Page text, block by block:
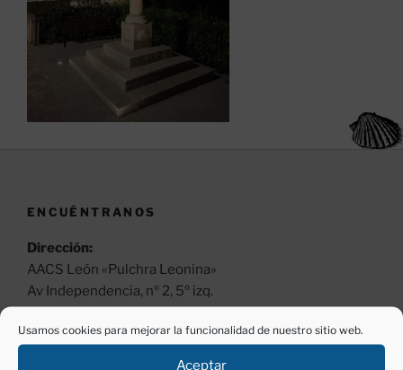
Usamos cookies para mejorar la funcionalidad de nuestro sitio web.
Aceptar
ENCUÉNTRANOS
Dirección:
AACS León «Pulchra Leonina»
Av Independencia, nº 2, 5º izq.